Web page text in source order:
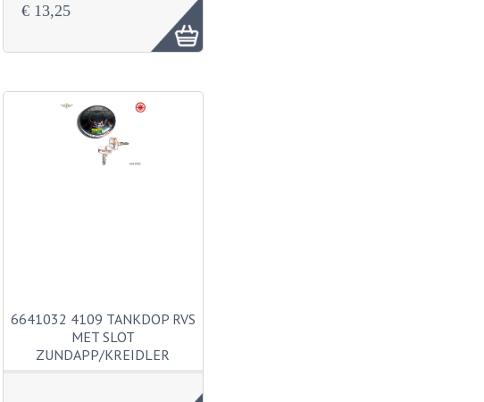
€ 13,25
6641032 4109 TANKDOP RVS
MET SLOT
ZUNDAPP/KREIDLER